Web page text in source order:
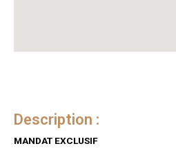
Description :
MANDAT EXCLUSIF